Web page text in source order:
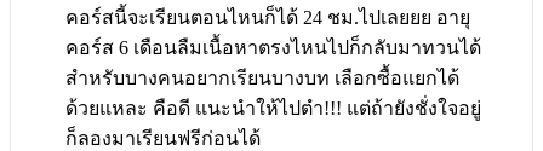
คอร์สนี้จะเรียนตอนไหนก็ได้ 24 ชม.ไปเลยยย อายุ
คอร์ส 6 เดือนลืมเนื้อหาตรงไหนไปก็กลับมาทวนได้
สำหรับบางคนอยากเรียนบางบท เลือกซื้อแยกได้
ด้วยแหละ คือดี แนะนำให้ไปตำ!!! แต่ถ้ายังชั่งใจอยู่
ก็ลองมาเรียนฟรีก่อนได้